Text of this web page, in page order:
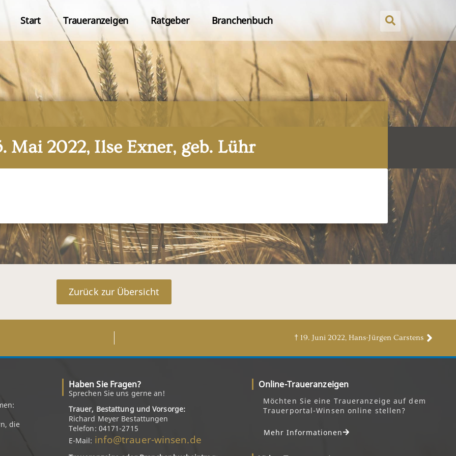
Start Traueranzeigen Ratgeber Branchenbuch
Mai 2022, Ilse Exner, geb. Lühr
Zurück zur Übersicht
† 19. Juni 2022, Hans-Jürgen Carstens
die
Haben Sie Fragen?
Sprechen Sie uns gerne an!
Trauer, Bestattung und Vorsorge:
Richard Meyer Bestattungen
Telefon: 04171-2715
E-Mail: info@trauer-winsen.de
Online-Traueranzeigen
Möchten Sie eine Traueranzeige auf dem
Trauerportal-Winsen online stellen?
Mehr Informationen